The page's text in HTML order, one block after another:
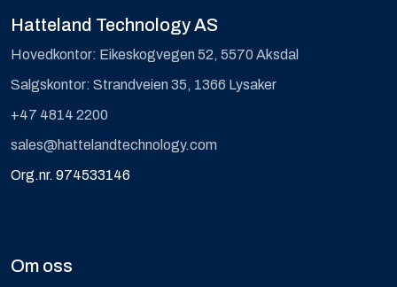
Hatteland Technology AS
Hovedkontor: Eikeskogvegen 52, 5570 Aksdal
Salgskontor: Strandveien 35, 1366 Lysaker
+47 4814 2200
sales@hattelandtechnology.com
Org.nr. 974533146
Om oss